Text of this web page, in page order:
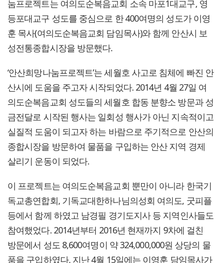
눔프로젝트는 여의도순복음교회 소속 마포1대교구, 영
등포대교구 성도를 중심으로 한 400여명의 성도가 이영
훈 목사(여의도순복음교회 담임목사)와 함께 안산시 보
성전통종합시장을 방문했다.
‘안산희망나눔프로젝트’는 세월호 사고로 침체에 빠진 안
산시에 도움을 주고자 시작되었다. 2014년 4월 27일 여
의도순복음교회 성도들의 세월호 합동 분향소 방문과 성
금전달로 시작된 행사는 일회성 행사가 아닌 지속적이고
실질적 도움이 되고자 하는 바람으로 주기적으로 안산의
종합시장을 방문하여 물품을 구입하는 안산 지역 경제
살리기 운동이 되었다.
이 프로젝트는 여의도순복음교회 뿐만이 아니라 한국기
독교총연합회, 기독교대한하나님의성회 여의도, 굿피플
등에서 함께 하였고 남경필 경기도지사 등 지역인사들도
참여했었다. 2014년부터 2016년 현재까지 9차에 걸친
방문에서 성도 8,600여명이 약 324,000,000원 상당의 물
품을 구입하였다. 지난 4월 15일에는 이영훈 담임목사가